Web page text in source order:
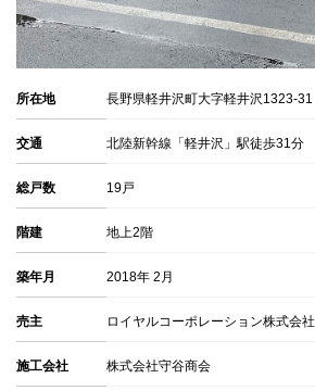
所在地 長野県軽井沢町大字軽井沢1323-31
交通 北陸新幹線「軽井沢」駅徒歩31分
総戸数 19戸
階建 地上2階
築年月 2018年 2月
売主 ロイヤルコーポレーション株式会社
施工会社 株式会社守谷商会